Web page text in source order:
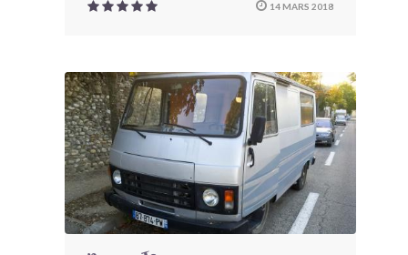
14 MARS 2018